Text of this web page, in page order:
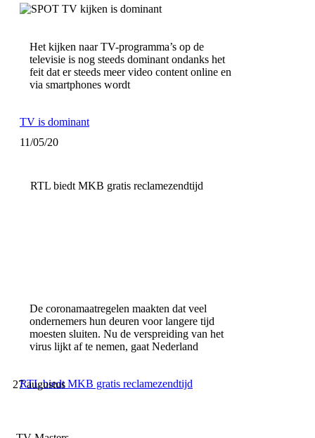
Het kijken naar TV-programma’s op de
televisie is nog steeds dominant ondanks het
feit dat er steeds meer video content online en
via smartphones wordt
TV is dominant
11/05/20
RTL biedt MKB gratis reclamezendtijd
De coronamaatregelen maakten dat veel
ondernemers hun deuren voor langere tijd
moesten sluiten. Nu de verspreiding van het
virus lijkt af te nemen, gaat Nederland
RTL biedt MKB gratis reclamezendtijd
27 augustus